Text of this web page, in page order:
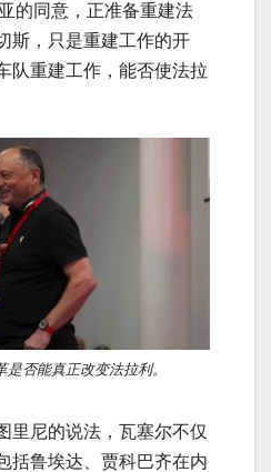
的同意，正准备重建法
斯，只是重建工作的开
队重建工作，能否使法拉
否能真正改变法拉利。
里尼的说法，瓦塞尔不仅
括鲁埃达、贾科巴齐在内